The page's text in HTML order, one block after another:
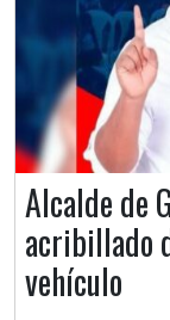
Alcalde de
acribillado
vehículo